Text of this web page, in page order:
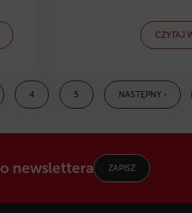
CZYTAJ
4 5 NASTĘPNY ›
newslettera ZAPISZ